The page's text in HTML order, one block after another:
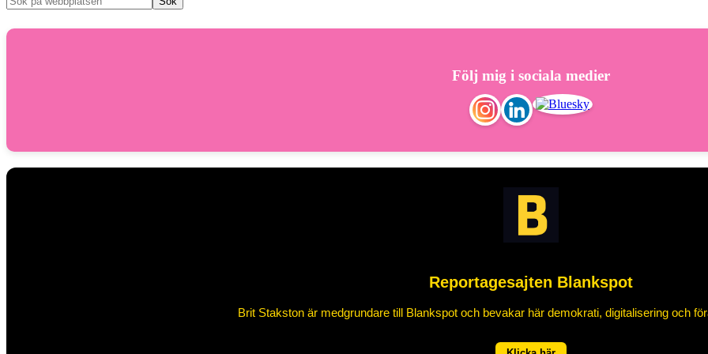
Följ mig i sociala medier
Reportagesajten Blankspot
Brit Stakston är medgrundare till Blankspot och bevakar här demokrati, digitalisering och